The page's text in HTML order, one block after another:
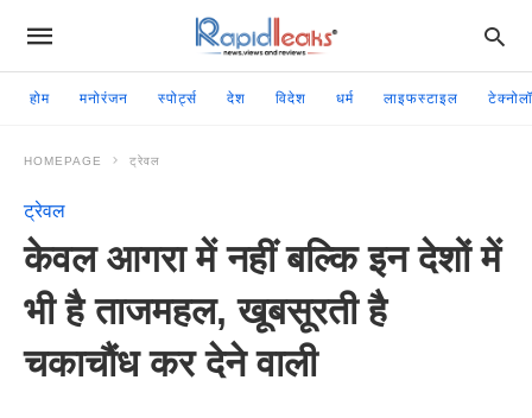
होम मनोरंजन स्पोर्ट्स देश विदेश धर्म लाइफस्टाइल
HOMEPAGE ट्रेवल
ट्रेवल
केवल आगरा में नहीं बल्कि इन देशों में
भी है ताजमहल, खूबसूरती है
चकाचौंध कर देने वाली